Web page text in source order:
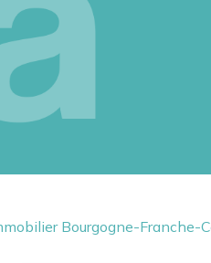
Bourgogne-Franche-